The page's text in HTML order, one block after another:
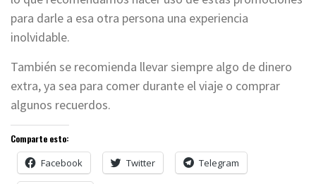
para darle a esa otra persona una experiencia
inolvidable.
También se recomienda llevar siempre algo de dinero
extra, ya sea para comer durante el viaje o comprar
algunos recuerdos.
Comparte esto:
Facebook Twitter Telegram